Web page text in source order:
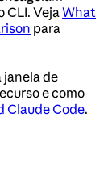
CLI. VejaWhat
para
janela de
e como
Claude Code.